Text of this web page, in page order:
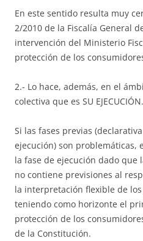
En este sentido resulta muy
2/2010 de la Fiscalía General
intervención del Ministerio
protección de los
2.- Lo hace, además, en el
colectiva que es SU EJECUCIÓN.
Si las fases previas
ejecución) son problemáticas,
la fase de ejecución dado que
no contiene previsiones al
la interpretación flexible de
teniendo como horizonte el
protección de los
de la Constitución.